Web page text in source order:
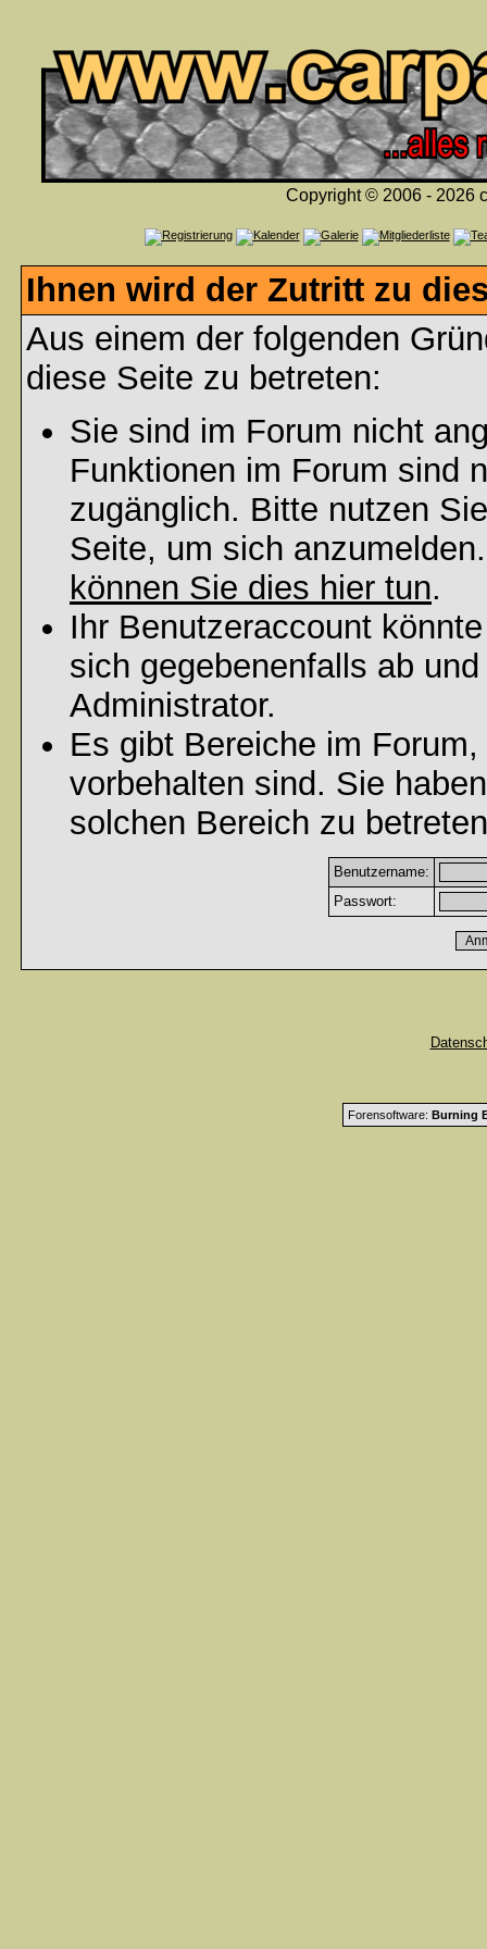
Copyright © 2006 - 2026
Ihnen wird der Zutritt zu
Aus einem der folgenden
diese Seite zu betreten:
Sie sind im Forum nicht
Funktionen im Forum sind
zugänglich. Bitte nutzen
Seite, um sich
können Sie dies hier tun.
Ihr Benutzeraccount
sich gegebenenfalls ab
Administrator.
Es gibt Bereiche im
vorbehalten sind. Sie
solchen Bereich zu
Benutzername:
Passwort:
Forensoftware: Burning